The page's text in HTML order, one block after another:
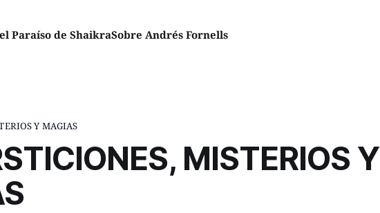
Paraíso de ShaikraSobre Andrés Fornells
Y MAGIAS
MISTERIOS Y